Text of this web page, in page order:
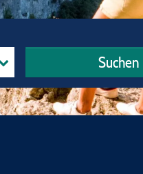
Suchen